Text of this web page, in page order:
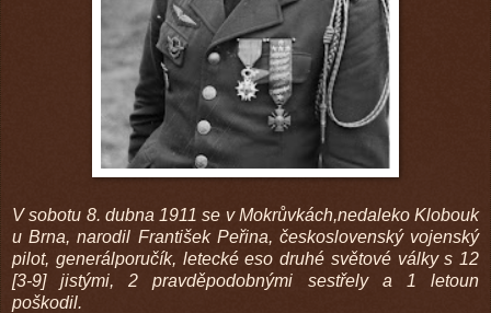
V sobotu 8. dubna 1911 se v Mokrůvkách,nedaleko Klobouk
u Brna, narodil František Peřina, československý vojenský
pilot, generálporučík, letecké eso druhé světové války s 12
[3-9] jistými, 2 pravděpodobnými sestřely a 1 letoun
poškodil.